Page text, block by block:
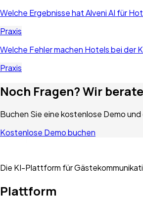
Welche Ergebnisse hat Alveni AI für
Praxis
Welche Fehler machen Hotels bei der
Praxis
Noch Fragen? Wir
Buchen Sie eine kostenlose Demo und
Kostenlose Demo buchen
Die KI-Plattform für
Plattform